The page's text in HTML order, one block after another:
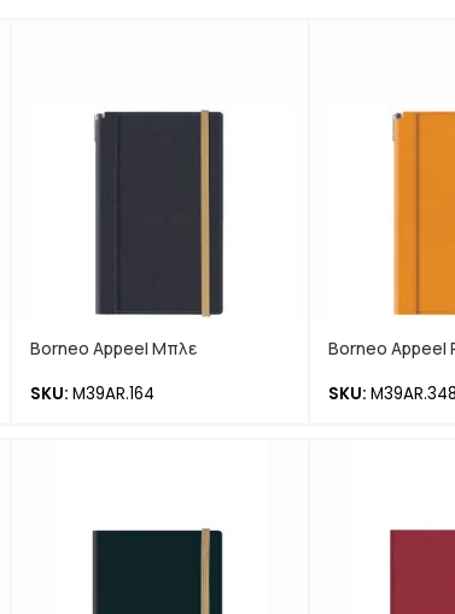
Borneo Appeel Μπλε
SKU: M39AR.164
Borneo Appeel
SKU: M39AR.348